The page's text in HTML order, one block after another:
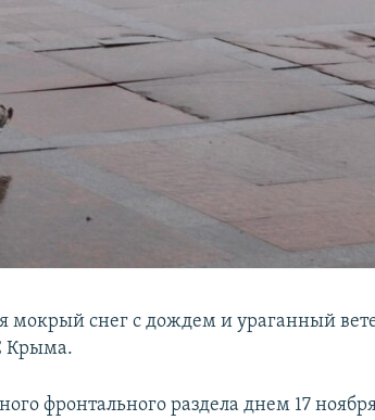
мокрый снег с дождем и ураганный
Крыма.
фронтального раздела днем 17